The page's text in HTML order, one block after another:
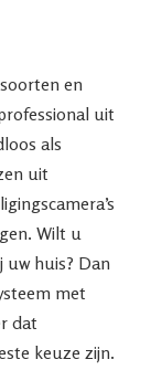
en
uit
als
uit
Wilt u
uw huis? Dan
met
dat
keuze zijn.